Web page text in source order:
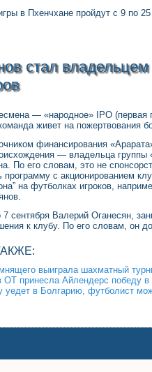
в Пхенчхане пройдут с 9 по
стал
— «народное» IPO
живет на пожертвования
финансирования
— владельца
По его словам, это не
программу с акционированием
на футболках игроков,
сентября Валерий Оганесян,
к клубу. По его словам, он
выиграла шахматный
ОТ принесла Айлендерс победу
уедет в Болгарию, футболист